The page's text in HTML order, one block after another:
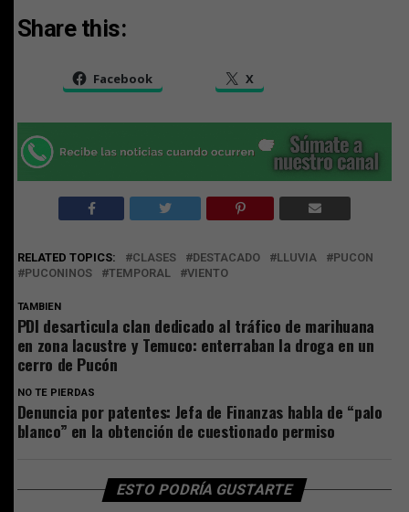
Share this:
Facebook X
RELATED TOPICS: CLASES DESTACADO LLUVIA
PUCON
PUCONINOS
TEMPORAL VIENTO
TAMBIEN
PDI desarticula clan dedicado al tráfico de marihuana
en zona lacustre y Temuco: enterraban la droga en un
cerro de Pucón
NO TE PIERDAS
Denuncia por patentes: Jefa de Finanzas habla de “palo
blanco” en la obtención de cuestionado permiso
ESTO PODRÍA GUSTARTE